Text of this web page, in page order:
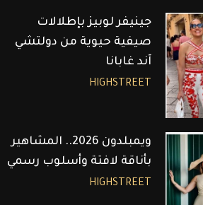
جينيفر لوبيز بإطلالات
صيفية حيوية من دولتشي
آند غابانا
HIGHSTREET
ويمبلدون 2026.. المشاهير
بأناقة لافتة وأسلوب رسمي
HIGHSTREET